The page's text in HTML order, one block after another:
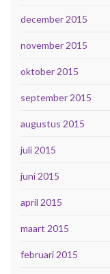
december 2015
november 2015
oktober 2015
september 2015
augustus 2015
juli 2015
juni 2015
april 2015
maart 2015
februari 2015